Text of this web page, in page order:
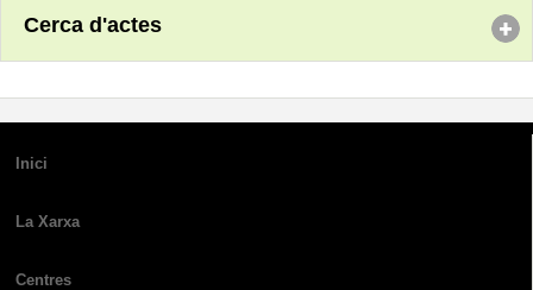
Cerca d'actes
Inici
La Xarxa
Centres